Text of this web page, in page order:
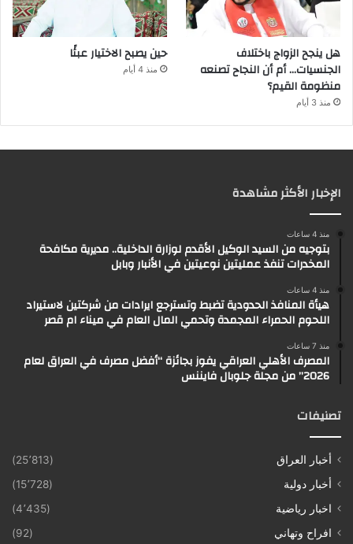
هل ينجح الزواج باختلاف
الجنسيات… أم أن النجاح تصنعه
منظومة القيم؟
منذ 3 أيام
حين يصبح الاختيار عبئًا
منذ 4 أيام
الإخبار الأكثر مشاهدة
منذ 4 ساعات
بتوجيه من السيد الوكيل الأقدم لوزارة الداخلية.. مديرية مكافحة
المخدرات تنفذ عمليتين نوعيتين في الأنبار وبابل
منذ 4 ساعات
هيأة المنافذ الحدودية تضبط وتسترجع ايرادات من شركتين لاستيراد
اللحوم الحمراء المجمدة وتحمي المال العام في ميناء ام قصر
منذ 7 ساعات
المصرف الأهلي العراقي يفوز بجائزة “أفضل مصرف في العراق لعام
2026” من مجلة جلوبال فايننس
تصنيفات
أخبار العراق
(25٬813)
أخبار دولية
(15٬728)
اخبار رياضية
(4٬435)
افراح وتهاني
(92)